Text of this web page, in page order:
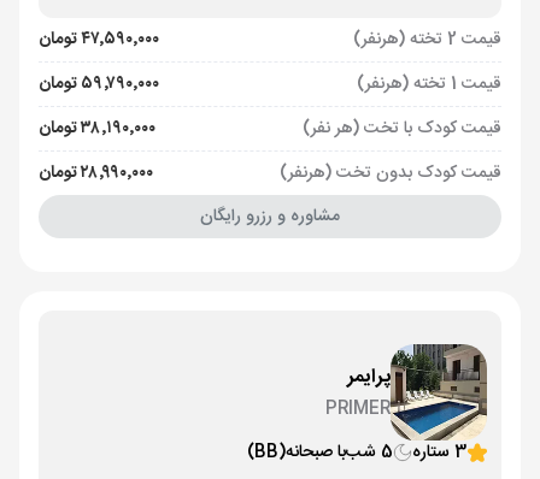
قیمت 2 تخته (هرنفر)
۴۷٬۵۹۰٬۰۰۰ تومان
قیمت 1 تخته (هرنفر)
۵۹٬۷۹۰٬۰۰۰ تومان
قیمت کودک با تخت (هر نفر)
۳۸٬۱۹۰٬۰۰۰ تومان
قیمت کودک بدون تخت (هرنفر)
۲۸٬۹۹۰٬۰۰۰ تومان
مشاوره و رزرو رایگان
پرایمر
PRIMER
3 ستاره
5 شب با صبحانه(BB)